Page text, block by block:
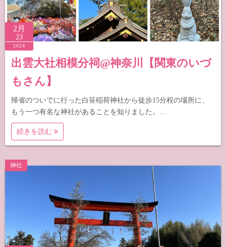
2月
23
2024
出雲大社相模分祠@神奈川【関東のいづ
もさん】
帰省のついでに行った白笹稲荷神社から徒歩15分程の場所に、
もう一つ有名な神社があることを知りました。…
続きを読む
神社